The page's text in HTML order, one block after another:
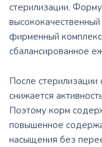
стерилизации.
фирменный комплекс
сбалансированное
После
снижается
Поэтому корм
повышенное
насыщения без